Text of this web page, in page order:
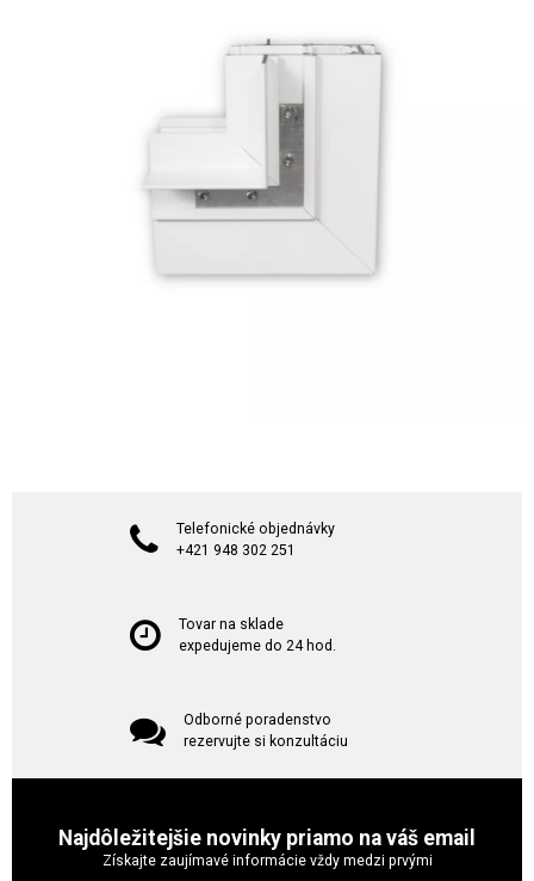
Telefonické objednávky
+421 948 302 251
Tovar na sklade
expedujeme do 24 hod.
Odborné poradenstvo
rezervujte si konzultáciu
Najdôležitejšie novinky priamo na váš email
Získajte zaujímavé informácie vždy medzi prvými